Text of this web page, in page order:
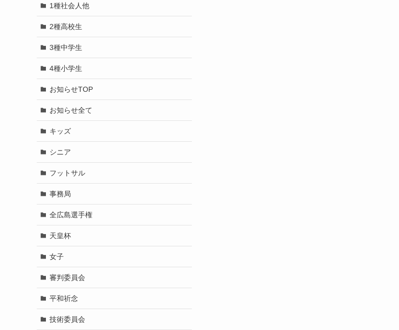
1種社会人他
2種高校生
3種中学生
4種小学生
お知らせTOP
お知らせ全て
キッズ
シニア
フットサル
事務局
全広島選手権
天皇杯
女子
審判委員会
平和祈念
技術委員会